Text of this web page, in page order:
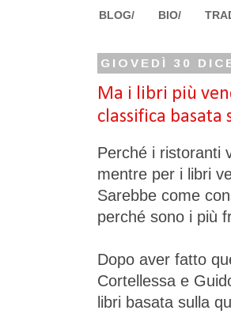
BLOG/ BIO/
GIOVEDÌ 30
Ma i libri più
classifica basata
Perché i ristoranti
mentre per i libri
Sarebbe come
perché sono i più
Dopo aver fatto
Cortellessa e
libri basata sulla